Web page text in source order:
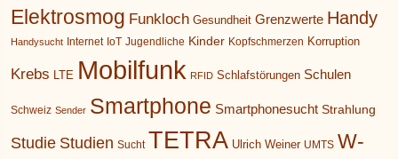
Elektrosmog Funkloch Gesundheit Grenzwerte Handy
Handysucht Internet IoT Jugendliche Kinder Kopfschmerzen Korruption
Krebs LTE Mobilfunk RFID Schlafstörungen Schulen
Schweiz Sender Smartphone Smartphonesucht Strahlung
Studie Studien Sucht TETRA Ulrich Weiner UMTS W-